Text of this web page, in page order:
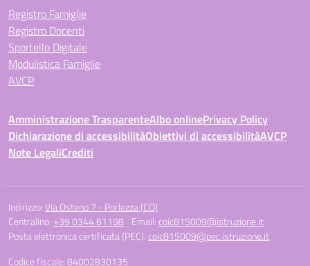
Registro Famiglie
Registro Docenti
Sportello Digitale
Modulistica Famiglie
AVCP
Amministrazione TrasparenteAlbo onlinePrivacy Policy
Dichiarazione di accessibilitàObiettivi di accessibilitàAVCP
Note LegaliCrediti
Indirizzo:Via Osteno 7 - Porlezza (CO)
Centralino: +39 0344 61198 Email:coic815009@istruzione.it
Posta elettronica certificata (PEC):coic815009@pec.istruzione.it
Codice fiscale: 84002830135